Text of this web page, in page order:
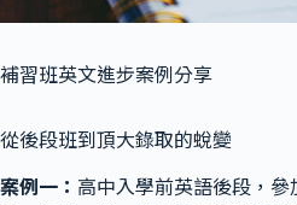
補習班英文進步案例分享
從後段班到頂大錄取的蛻變
案例一： 高中入學前英語後段，參